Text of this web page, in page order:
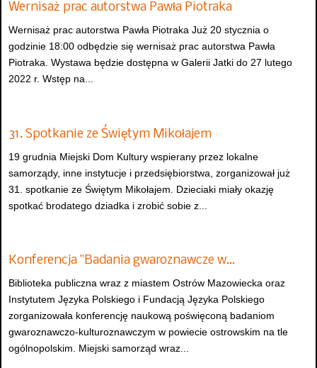
Wernisaż prac autorstwa Pawła Piotraka
Wernisaż prac autorstwa Pawła Piotraka Już 20 stycznia o
godzinie 18:00 odbędzie się wernisaż prac autorstwa Pawła
Piotraka. Wystawa będzie dostępna w Galerii Jatki do 27 lutego
2022 r. Wstęp na...
31. Spotkanie ze Świętym Mikołajem
19 grudnia Miejski Dom Kultury wspierany przez lokalne
samorządy, inne instytucje i przedsiębiorstwa, zorganizował już
31. spotkanie ze Świętym Mikołajem. Dzieciaki miały okazję
spotkać brodatego dziadka i zrobić sobie z...
Konferencja "Badania gwaroznawcze w…
Biblioteka publiczna wraz z miastem Ostrów Mazowiecka oraz
Instytutem Języka Polskiego i Fundacją Języka Polskiego
zorganizowała konferencję naukową poświęconą badaniom
gwaroznawczo-kulturoznawczym w powiecie ostrowskim na tle
ogólnopolskim. Miejski samorząd wraz...